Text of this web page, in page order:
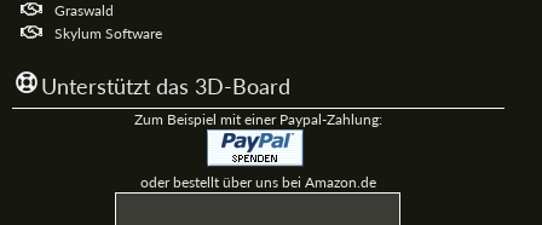
Graswald
Skylum Software
Unterstützt das 3D-Board
Zum Beispiel mit einer Paypal-Zahlung:
oder bestellt über uns bei Amazon.de